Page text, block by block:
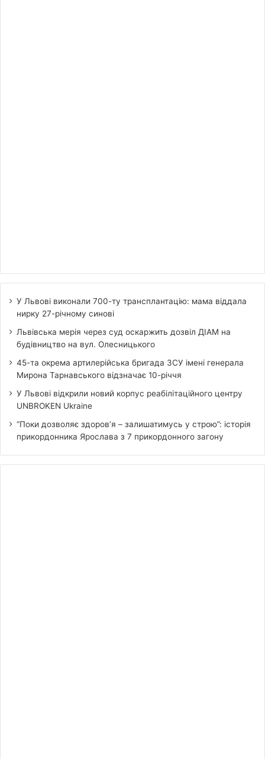
У Львові виконали 700-ту трансплантацію: мама віддала
нирку 27-річному синові
Львівська мерія через суд оскаржить дозвіл ДІАМ на
будівництво на вул. Олесницького
45-та окрема артилерійська бригада ЗСУ імені генерала
Мирона Тарнавського відзначає 10-річчя
У Львові відкрили новий корпус реабілітаційного центру
UNBROKEN Ukraine
“Поки дозволяє здоров’я – залишатимусь у строю”: історія
прикордонника Ярослава з 7 прикордонного загону